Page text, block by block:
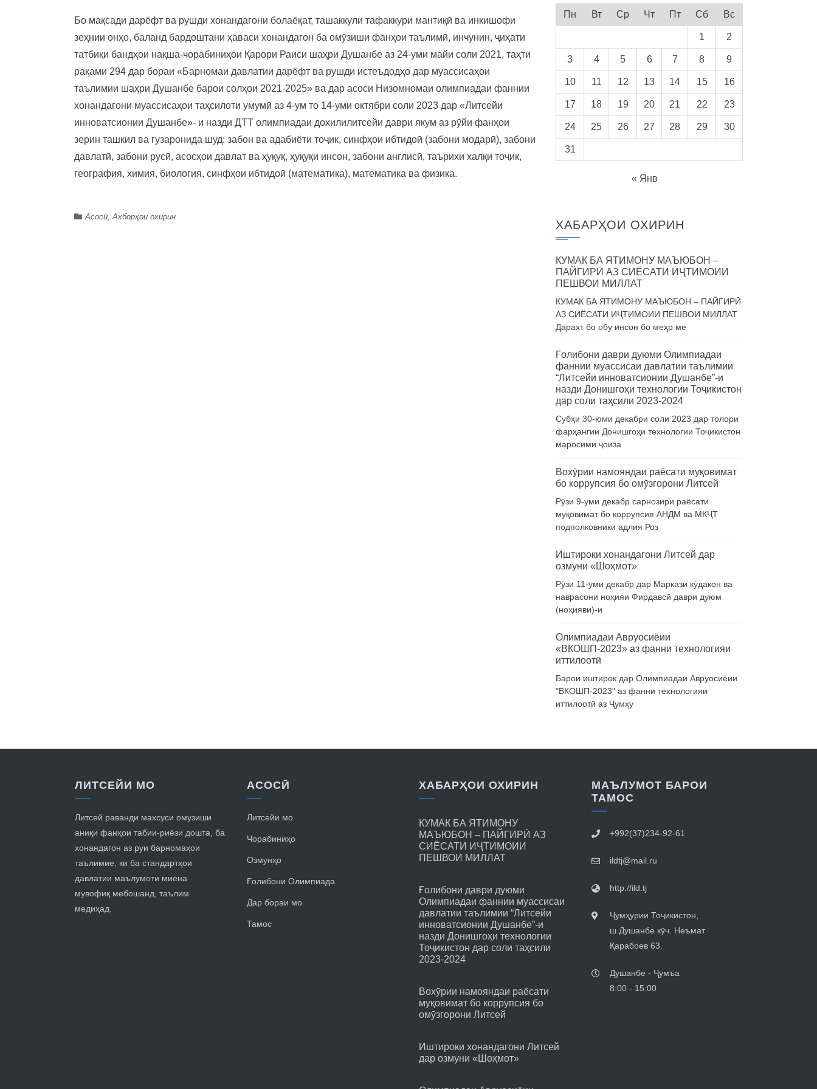
Бо мақсади дарёфт ва рушди хонандагони болаёқат, ташаккули тафаккури мантиқӣ ва инкишофи
зеҳнии онҳо, баланд бардоштани ҳаваси хонандагон ба омӯзиши фанҳои таълимӣ, инчунин, ҷиҳати
татбиқи бандҳои нақша-чорабиниҳои Қарори Раиси шаҳри Душанбе аз 24-уми майи соли 2021, таҳти
рақами 294 дар бораи «Барномаи давлатии дарёфт ва рушди истеъдодҳо дар муассисаҳои
таълимии шаҳри Душанбе барои солҳои 2021-2025» ва дар асоси Низомномаи олимпиадаи фаннии
хонандагони муассисаҳои таҳсилоти умумӣ аз 4-ум то 14-уми октябри соли 2023 дар «Литсейи
инноватсионии Душанбе»- и назди ДТТ олимпиадаи дохилилитсейи даври якум аз рӯйи фанҳои
зерин ташкил ва гузаронида шуд: забон ва адабиёти тоҷик, синфҳои ибтидоӣ (забони модарӣ), забони
давлатӣ, забони русӣ, асосҳои давлат ва ҳуқуқ, ҳуқуқи инсон, забони англисӣ, таърихи халқи тоҷик,
география, химия, биология, синфҳои ибтидоӣ (математика), математика ва физика.
Асосӣ,Ахборҳои охирин
Пн
Вт Ср Чт Пт Сб Вс
1 2
3 4 5 6 7 8 9
10 11 12 13 14 15 16
17 18 19 20 21 22 23
24 25 26 27 28 29 30
31
« Янв
ХАБАРҲОИ ОХИРИН
КУМАК БА ЯТИМОНУ МАЪЮБОН –
ПАЙГИРӢ АЗ СИЁСАТИ ИҶТИМОИИ
ПЕШВОИ МИЛЛАТ
КУМАК БА ЯТИМОНУ МАЪЮБОН – ПАЙГИРӢ
АЗ СИЁСАТИ ИҶТИМОИИ ПЕШВОИ МИЛЛАТ
Дарахт бо обу инсон бо меҳр ме
Ғолибони даври дуюми Олимпиадаи
фаннии муассисаи давлатии таълимии
“Литсейи инноватсионии Душанбе”-и
назди Донишгоҳи технологии Тоҷикистон
дар соли таҳсили 2023-2024
Субҳи 30-юми декабри соли 2023 дар толори
фарҳангии Донишгоҳи технологии Тоҷикистон
маросими ҷоиза
Вохӯрии намояндаи раёсати муқовимат
бо коррупсия бо омӯзгорони Литсей
Рӯзи 9-уми декабр сарнозири раёсати
муқовимат бо коррупсия АНДМ ва МКҶТ
подполковники адлия Роз
Иштироки хонандагони Литсей дар
озмуни «Шоҳмот»
Рӯзи 11-уми декабр дар Маркази кӯдакон ва
наврасони ноҳияи Фирдавсӣ даври дуюм
(ноҳияви)-и
Олимпиадаи Авруосиёии
«ВКОШП-2023» аз фанни технологияи
иттилоотӣ
Барои иштирок дар Олимпиадаи Авруосиёии
"ВКОШП-2023" аз фанни технологияи
иттилоотӣ аз Ҷумҳу
ЛИТСЕЙИ МО
Литсей раванди махсуси омузиши
аниқи фанҳои табии-риёзи дошта, ба
хонандагон аз руи барномаҳои
таълимие, ки ба стандартҳои
давлатии маълумоти миёна
мувофиқ мебошанд, таълим
медиҳад.
АСОСӢ
Литсейи мо
Чорабиниҳо
Озмунҳо
Ғолибони Олимпиада
Дар бораи мо
Тамос
ХАБАРҲОИ ОХИРИН
КУМАК БА ЯТИМОНУ
МАЪЮБОН – ПАЙГИРӢ АЗ
СИЁСАТИ ИҶТИМОИИ
ПЕШВОИ МИЛЛАТ
Ғолибони даври дуюми
Олимпиадаи фаннии муассисаи
давлатии таълимии “Литсейи
инноватсионии Душанбе”-и
назди Донишгоҳи технологии
Тоҷикистон дар соли таҳсили
2023-2024
Вохӯрии намояндаи раёсати
муқовимат бо коррупсия бо
омӯзгорони Литсей
Иштироки хонандагони Литсей
дар озмуни «Шоҳмот»
МАЪЛУМОТ БАРОИ
ТАМОС
+992(37)234-92-61
ildtj@mail.ru
http://ild.tj
Ҷумҳурии Тоҷикистон,
ш.Душанбе кӯч. Неъмат
Қарабоев 63.
Душанбе - Ҷумъа
8:00 - 15:00